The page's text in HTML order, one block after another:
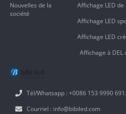
Tél/Whatsapp : +0086 153 9990
Courriel : info@bibiled.com
Affichage LED
Affichage LED
Affichage LED
Affichage à DEL
Nouvelles de la
société